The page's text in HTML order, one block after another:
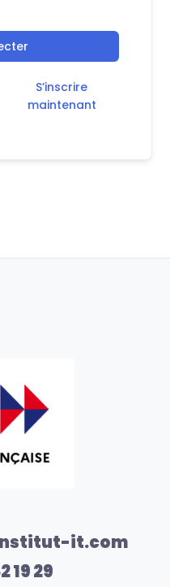
S’inscrire
maintenant
it.com
19 29